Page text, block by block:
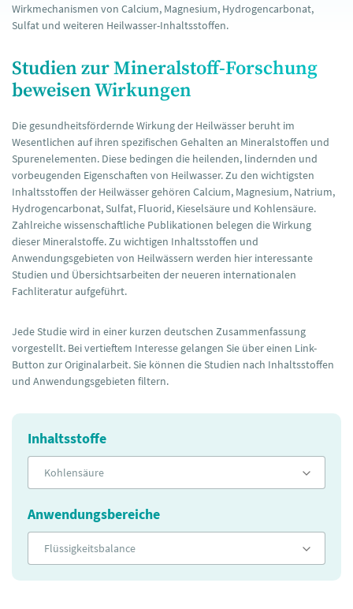
Wirkmechanismen von Calcium, Magnesium, Hydrogencarbonat,
Sulfat und weiteren Heilwasser-Inhaltsstoffen.
Studien zur Mineralstoff-Forschung
beweisen Wirkungen
Die gesundheitsfördernde Wirkung der Heilwässer beruht im
Wesentlichen auf ihren spezifischen Gehalten an Mineralstoffen und
Spurenelementen. Diese bedingen die heilenden, lindernden und
vorbeugenden Eigenschaften von Heilwasser. Zu den wichtigsten
Inhaltsstoffen der Heilwässer gehören Calcium, Magnesium, Natrium,
Hydrogencarbonat, Sulfat, Fluorid, Kieselsäure und Kohlensäure.
Zahlreiche wissenschaftliche Publikationen belegen die Wirkung
dieser Mineralstoffe. Zu wichtigen Inhaltsstoffen und
Anwendungsgebieten von Heilwässern werden hier interessante
Studien und Übersichtsarbeiten der neueren internationalen
Fachliteratur aufgeführt.
Jede Studie wird in einer kurzen deutschen Zusammenfassung
vorgestellt. Bei vertieftem Interesse gelangen Sie über einen Link-
Button zur Originalarbeit. Sie können die Studien nach Inhaltsstoffen
und Anwendungsgebieten filtern.
Inhaltsstoffe
Kohlensäure
Anwendungsbereiche
Flüssigkeitsbalance